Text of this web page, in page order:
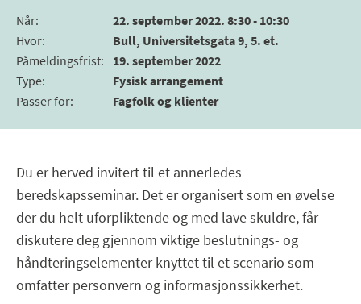
Når:
22. september 2022. 8:30 - 10:30
Hvor:
Bull, Universitetsgata 9, 5. et.
Påmeldingsfrist:
19. september 2022
Type:
Fysisk arrangement
Passer for: Fagfolk og klienter
Du er herved invitert til et annerledes
beredskapsseminar. Det er organisert som en øvelse
der du helt uforpliktende og med lave skuldre, får
diskutere deg gjennom viktige beslutnings- og
håndteringselementer knyttet til et scenario som
omfatter personvern og informasjonssikkerhet.